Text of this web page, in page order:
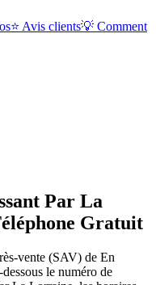
⭐ Avis clients💡 Comment
Par La
Gratuit
vente (SAV) de En
le numéro de